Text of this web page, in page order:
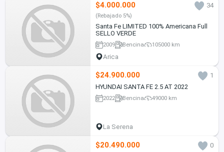
$4.000.000 34
(Rebajado 5%)
Santa Fe LIMITED 100% Americana Full
SELLO VERDE
2009 Bencina 105000 km
Arica
$24.900.000
1
HYUNDAI SANTA FE 2.5 AT 2022
2022 Bencina 49000 km
La Serena
$20.490.000 0